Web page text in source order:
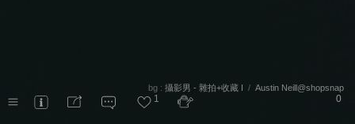
bg : 攝影男 - 雜拍+收藏 I / Austin Neill@shopsnap
1 0